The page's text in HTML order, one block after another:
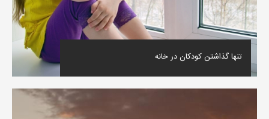
تنها گذاشتن کودکان در خانه